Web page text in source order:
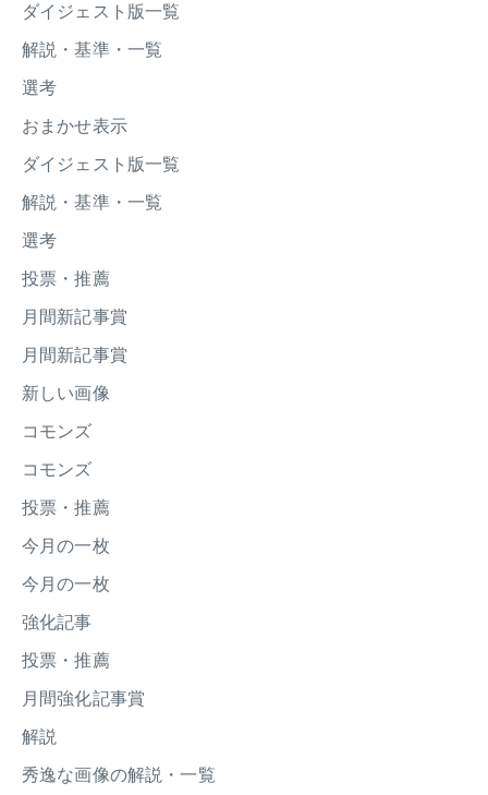
ダイジェスト版一覧
解説・基準・一覧
選考
おまかせ表示
ダイジェスト版一覧
解説・基準・一覧
選考
投票・推薦
月間新記事賞
月間新記事賞
新しい画像
コモンズ
コモンズ
投票・推薦
今月の一枚
今月の一枚
強化記事
投票・推薦
月間強化記事賞
解説
秀逸な画像の解説・一覧